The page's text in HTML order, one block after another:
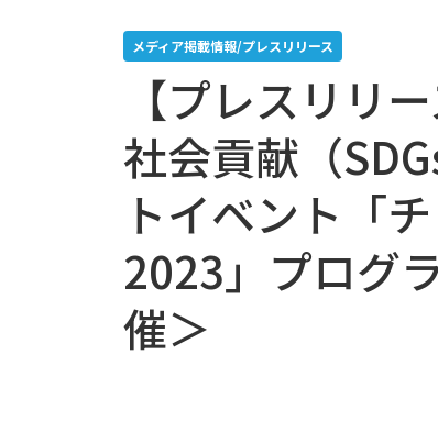
メディア掲載情報/プレスリリース
【プレスリリ
社会貢献（
トイベント「
2023」プログ
催＞